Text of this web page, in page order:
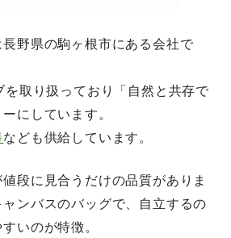
野県の駒ヶ根市にある会社で
取り扱っており「自然と共存で
にしています。
なども供給しています。
段に見合うだけの品質がありま
ンバスのバッグで、自立するの
いのが特徴。